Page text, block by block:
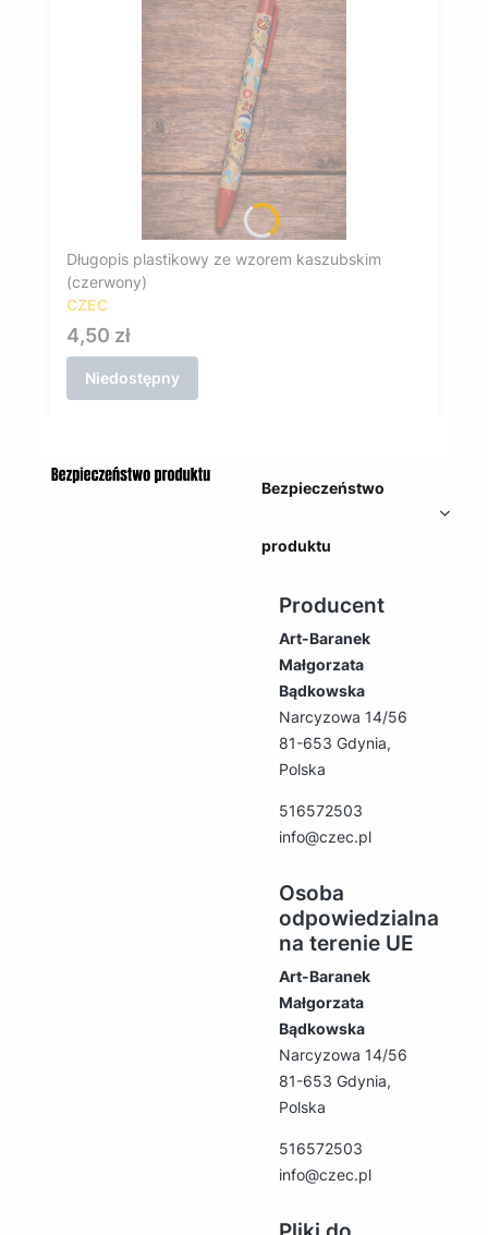
Długopis plastikowy ze wzorem kaszubskim
(czerwony)
CZEC
Cena
4,50 zł
Niedostępny
Bezpieczeństwo
produktu
Producent
Art-Baranek
Małgorzata
Bądkowska
Narcyzowa 14/56
81-653 Gdynia,
Polska
516572503
info@czec.pl
Osoba
odpowiedzialna
na terenie UE
Art-Baranek
Małgorzata
Bądkowska
Narcyzowa 14/56
81-653 Gdynia,
Polska
516572503
info@czec.pl